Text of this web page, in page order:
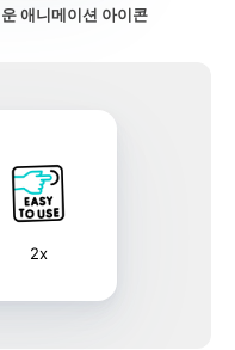
애니메이션 아이콘
2x